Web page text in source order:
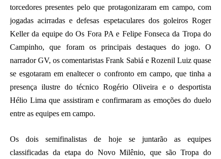
torcedores presentes pelo que protagonizaram em campo, com
jogadas acirradas e defesas espetaculares dos goleiros Roger
Keller da equipe do Os Fora PA e Felipe Fonseca da Tropa do
Campinho, que foram os principais destaques do jogo. O
narrador GV, os comentaristas Frank Sabiá e Rozenil Luiz quase
se esgotaram em enaltecer o confronto em campo, que tinha a
presença ilustre do técnico Rogério Oliveira e o desportista
Hélio Lima que assistiram e confirmaram as emoções do duelo
entre as equipes em campo.
Os dois semifinalistas de hoje se juntarão as equipes
classificadas da etapa do Novo Milênio, que são Tropa do